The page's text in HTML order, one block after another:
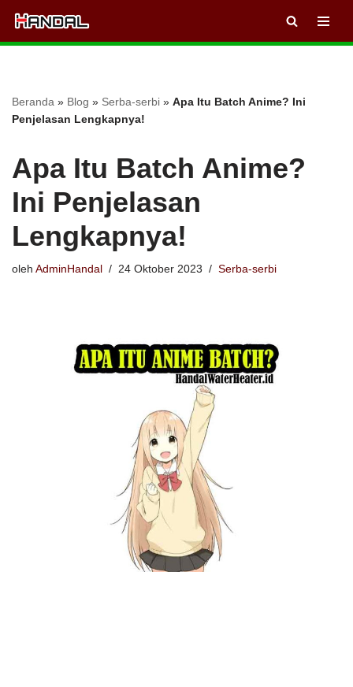
Lompat
Beranda » Blog » Serba-serbi » Apa Itu Batch Anime? Ini
Penjelasan Lengkapnya!
Apa Itu Batch Anime?
Ini Penjelasan
Lengkapnya!
oleh AdminHandal 24 Oktober 2023 Serba-serbi